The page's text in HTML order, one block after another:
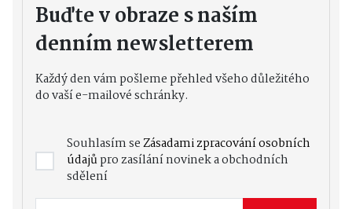
Buďte v obraze s naším
denním newsletterem
Každý den vám pošleme přehled všeho důležitého
do vaší e-mailové schránky.
Souhlasím seZásadami zpracování osobních
údajůpro zasílání novinek a obchodních
sdělení